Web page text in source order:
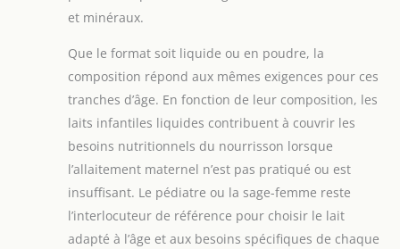
et minéraux.
Que le format soit liquide ou en poudre, la
composition répond aux mêmes exigences pour ces
tranches d’âge. En fonction de leur composition, les
laits infantiles liquides contribuent à couvrir les
besoins nutritionnels du nourrisson lorsque
l’allaitement maternel n’est pas pratiqué ou est
insuffisant. Le pédiatre ou la sage-femme reste
l’interlocuteur de référence pour choisir le lait
adapté à l’âge et aux besoins spécifiques de chaque